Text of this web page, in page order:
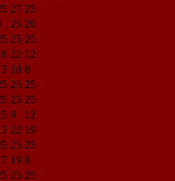
27 25
25 20
25 25
22 12
18 8
25 25
25 25
9
12
22 19
25 25
19 8
25 25